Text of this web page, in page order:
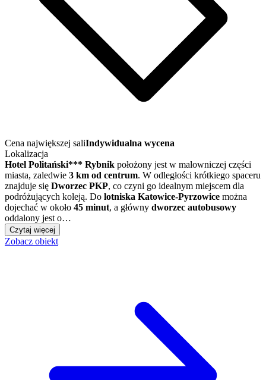
Cena największej saliIndywidualna wycena
Lokalizacja
Hotel Politański*** Rybnik położony jest w malowniczej części
miasta, zaledwie 3 km od centrum. W odległości krótkiego spaceru
znajduje się Dworzec PKP, co czyni go idealnym miejscem dla
podróżujących koleją. Do lotniska Katowice-Pyrzowice można
dojechać w około 45 minut, a główny dworzec autobusowy
oddalony jest o…
Czytaj więcej
Zobacz obiekt